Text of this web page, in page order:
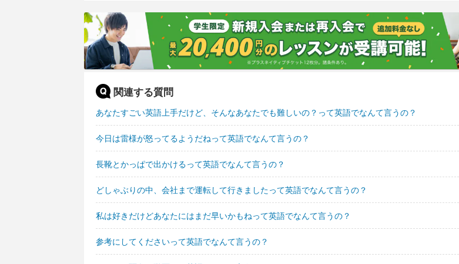
関連する質問
あなたすごい英語上手だけど、そんなあなたでも難しいの？って英語でなんて言うの？
今日は雷様が怒ってるようだねって英語でなんて言うの？
長靴とかっぱで出かけるって英語でなんて言うの？
どしゃぶりの中、会社まで運転して行きましたって英語でなんて言うの？
私は好きだけどあなたにはまだ早いかもねって英語でなんて言うの？
参考にしてくださいって英語でなんて言うの？